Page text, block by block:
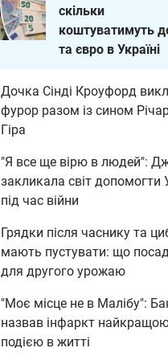
скільки
коштуватимуть
та євро в Україні
Дочка Сінді Кроуфорд
фурор разом із сином
Гіра
"Я все ще вірю в людей":
закликала світ допомогти
під час війни
Грядки після часнику та
мають пустувати: що
для другого урожаю
"Моє місце не в Малібу":
назвав інфаркт
подією в житті